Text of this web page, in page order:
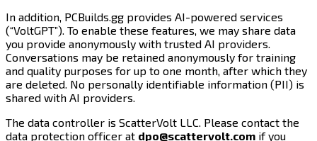
In addition, PCBuilds.gg provides AI-powered services
(“VoltGPT”). To enable these features, we may share data
you provide anonymously with trusted AI providers.
Conversations may be retained anonymously for training
and quality purposes for up to one month, after which they
are deleted. No personally identifiable information (PII) is
shared with AI providers.​​​​‌ ‍ ​‍​‍‌‍ ‌ ​‍‌‍‍‌‌‍‌ ‌‍‍‌‌‍ ‍​‍​‍​ ‍‍​‍​‍‌ ​ ‌‍​‌‌‍ ‍‌‍‍‌‌ ‌​‌ ‍‌​‍ ‍‌‍‍‌‌‍ ​‍​‍​‍ ​​‍​‍‌‍‍​‌ ​‍‌‍‌‌‌‍‌‍​‍​‍​ ‍‍​‍​‍​‍ ‌‍​‌‌‍‌​‌‍ ‌‌‍‍‌‌‍ ‍​‍ ‌‍‍‌‌‍ ‍‌ ‌​‌‍‌‌‌‍ ‍‌ ‌​​‍ ‌‍‌‌‌‍‌​‌‍‍‌‌ ‌​​‍ ‌‍ ‌‌‍ ‌‍‌​‌‍‌‌​ ‌‌ ​​‌ ​‍‌‍‌‌‌ ​ ‌‍‌‌‌‍ ‍‌ ‌​‌‍​‌‌ ‌​‌‍‍‌‌‍ ‌‍ ‍​ ‍ ‌‍‍‌‌‍‌​​ ‌‌‍​ ‌‍​ ‌‍‌‌​ ‍‌​ ​‍​ ​‍​ ​ ‌‍​ ​‍ ‌​ ‌​‌‍​‍​ ​‍​ ‌‌​‍ ‌​ ‌​‌‍​ ‌‍‌‍​ ‌‍​‍ ‌​ ‍‌​ ​ ​ ​‌‌‍‌‌​‍ ‌​ ‍​​ ​‌​ ​‌‌‍‌‌​ ​​​ ‍​‌‍‌‍​ ​ ‌‍‌‌‌‍​‍​ ‍‌​ ​ ​ ‍ ‌ ‌​‌ ‍‌‌ ​​‌‍‌‌​ ‌‌ ​​‌‍​‌‌‍‌ ‌‍‌‌​ ‍ ‌ ​​‌‍​‌‌ ‌​‌‍‍​​ ‌‌‍​ ‌‍ ‌‍ ‍‌ ‌​‌‍‌‌‌‍ ‍‌ ‌​​‍‌‌​ ‌‌‌​​‍‌‌ ‌‍‍ ‌‍‌‌‌ ‍‌​‍‌‌​ ​ ‌​‌​​‍‌‌​ ​ ‌​‌​​‍‌‌​ ​‍​ ​‍​ ‌‌‌‍​‍​ ​ ​ ‍‌‌‍​‌​ ‌‍​ ‌‌‌‍​ ​ ​‍​ ‍‌​ ‌​‌‍​‍​‍‌‌​ ​‍​ ​‍​‍‌‌​ ‌‌‌​‌​​‍ ‍‌‍​ ‌‍‍​‌‍‍‌‌‍ ​‌‍‌​‌ ​‍‌‍‌‌‌‍ ‍​‍‌‌​ ‌‌‌​​‍‌‌ ‌‍‍ ‌‍‌‌‌ ‍‌​‍‌‌​ ​ ‌​‌​​‍‌‌​ ​ ‌​‌​​‍‌‌​ ​‍​ ​‍​ ‌ ​ ​‍​ ​ ​ ‍​‌‍​‌​ ​ ‌‍​‍​ ​‌‌‍​‌​ ​​​ ‌‍‌‍‌​​‍‌‌​ ​‍​ ​‍​‍‌‌​ ‌‌‌​‌​​‍ ‍‌ ‌​‌‍‌‌‌ ‍​‌ ‌​​ ‌‍​‍‌‍​‌‌ ​ ‌‍‌‌‌‌‌‌‌ ​‍‌‍ ​​ ‌​‍‌‌​ ​‍‌​‌‍‌‍​‌‌‍‌​‌‍ ‌‌‍‍‌‌‍ ‍​‍‌‍‌‍‍‌‌‍‌​​ ‌‌‍​ ‌‍​ ‌‍‌‌​ ‍‌​ ​‍​ ​‍​ ​ ‌‍​ ​‍ ‌​ ‌​‌‍​‍​ ​‍​ ‌‌​‍ ‌​ ‌​‌‍​ ‌‍‌‍​ ‌‍​‍ ‌​ ‍‌​ ​ ​ ​‌‌‍‌‌​‍ ‌​ ‍​​ ​‌​ ​‌‌‍‌‌​ ​​​ ‍​‌‍‌‍​ ​ ‌‍‌‌‌‍​‍​ ‍‌​ ​ ​‍‌‍‌ ‌​‌ ‍‌‌ ​​‌‍‌‌​ ‌‌ ​​‌‍​‌‌‍‌ ‌‍‌‌​‍‌‍‌ ​​‌‍​‌‌ ‌​‌‍‍​​ ‌‌‍​ ‌‍ ‌‍ ‍‌ ‌​‌‍‌‌‌‍ ‍‌ ‌​​‍‌‌​ ‌‌‌​​‍‌‌ ‌‍‍ ‌‍‌‌‌ ‍‌​‍‌‌​ ​ ‌​‌​​‍‌‌​ ​ ‌​‌​​‍‌‌​ ​‍​ ​‍​ ‌‌‌‍​‍​ ​ ​ ‍‌‌‍​‌​ ‌‍​ ‌‌‌‍​ ​ ​‍​ ‍‌​ ‌​‌‍​‍​‍‌‌​ ​‍​ ​‍​‍‌‌​ ‌‌‌​‌​​‍ ‍‌‍​ ‌‍‍​‌‍‍‌‌‍ ​‌‍‌​‌ ​‍‌‍‌‌‌‍ ‍​‍‌‌​ ‌‌‌​​‍‌‌ ‌‍‍ ‌‍‌‌‌ ‍‌​‍‌‌​ ​ ‌​‌​​‍‌‌​ ​ ‌​‌​​‍‌‌​ ​‍​ ​‍​ ‌ ​ ​‍​ ​ ​ ‍​‌‍​‌​ ​ ‌‍​‍​ ​‌‌‍​‌​ ​​​ ‌‍‌‍‌​​‍‌‌​ ​‍​ ​‍​‍‌‌​ ‌‌‌​‌​​‍ ‍‌ ‌​‌‍‌‌‌ ‍​‌ ‌​​‍‌‍‌ ​​‌‍‌‌‌ ​‍‌ ​ ‌ ​​‌‍‌‌‌‍​ ‌ ‌​‌‍‍‌‌ ‌‍‌‍‌‌​ ‌‌ ​​‌ ‌‌‌‍​‍‌‍ ​‌‍‍‌‌ ​ ‌‍‍​‌‍‌‌‌‍‌​​‍​‍‌ ‌
The data controller is ScatterVolt LLC. Please contact the
data protection officer at ​​​​‌ ‍ ​‍​‍‌‍ ‌ ​‍‌‍‍‌‌‍‌ ‌‍‍‌‌‍ ‍​‍​‍​ ‍‍​‍​‍‌ ​ ‌‍​‌‌‍ ‍‌‍‍‌‌ ‌​‌ ‍‌​‍ ‍‌‍‍‌‌‍ ​‍​‍​‍ ​​‍​‍‌‍‍​‌ ​‍‌‍‌‌‌‍‌‍​‍​‍​ ‍‍​‍​‍​‍ ‌‍​‌‌‍‌​‌‍ ‌‌‍‍‌‌‍ ‍​‍ ‌‍‍‌‌‍ ‍‌ ‌​‌‍‌‌‌‍ ‍‌ ‌​​‍ ‌‍‌‌‌‍‌​‌‍‍‌‌ ‌​​‍ ‌‍ ‌‌‍ ‌‍‌​‌‍‌‌​ ‌‌ ​​‌ ​‍‌‍‌‌‌ ​ ‌‍‌‌‌‍ ‍‌ ‌​‌‍​‌‌ ‌​‌‍‍‌‌‍ ‌‍ ‍​ ‍ ‌‍‍‌‌‍‌​​ ‌‌‍​ ‌‍​ ‌‍‌‌​ ‍‌​ ​‍​ ​‍​ ​ ‌‍​ ​‍ ‌​ ‌​‌‍​‍​ ​‍​ ‌‌​‍ ‌​ ‌​‌‍​ ‌‍‌‍​ ‌‍​‍ ‌​ ‍‌​ ​ ​ ​‌‌‍‌‌​‍ ‌​ ‍​​ ​‌​ ​‌‌‍‌‌​ ​​​ ‍​‌‍‌‍​ ​ ‌‍‌‌‌‍​‍​ ‍‌​ ​ ​ ‍ ‌ ‌​‌ ‍‌‌ ​​‌‍‌‌​ ‌‌ ​​‌‍​‌‌‍‌ ‌‍‌‌​ ‍ ‌ ​​‌‍​‌‌ ‌​‌‍‍​​ ‌‌‍​ ‌‍ ‌‍ ‍‌ ‌​‌‍‌‌‌‍ ‍‌ ‌​​‍‌‌​ ‌‌‌​​‍‌‌ ‌‍‍ ‌‍‌‌‌ ‍‌​‍‌‌​ ​ ‌​‌​​‍‌‌​ ​ ‌​‌​​‍‌‌​ ​‍​ ​‍​ ​ ‌‍‌​‌‍‌‍‌‍‌‌​ ‍‌​ ‌​​ ​ ​ ​ ​ ​​‌‍​ ‌‍‌‌​ ‌‍​‍‌‌​ ​‍​ ​‍​‍‌‌​ ‌‌‌​‌​​‍ ‍‌‍​ ‌‍‍​‌‍‍‌‌‍ ​‌‍‌​‌ ​‍‌‍‌‌‌‍ ‍​‍‌‌​ ‌‌‌​​‍‌‌ ‌‍‍ ‌‍‌‌‌ ‍‌​‍‌‌​ ​ ‌​‌​​‍‌‌​ ​ ‌​‌​​‍‌‌​ ​‍​ ​‍‌‍​‍​ ‌‍​ ‌‌‌‍​‍‌‍‌​​ ​​​ ‌​​ ‌​‌‍‌‌‌‍​‌​ ​​‌‍‌‍​‍‌‌​ ​‍​ ​‍​‍‌‌​ ‌‌‌​‌​​‍ ‍‌ ‌​‌‍‌‌‌ ‍​‌ ‌​​ ‌‍​‍‌‍​‌‌ ​ ‌‍‌‌‌‌‌‌‌ ​‍‌‍ ​​ ‌​‍‌‌​ ​‍‌​‌‍‌‍​‌‌‍‌​‌‍ ‌‌‍‍‌‌‍ ‍​‍‌‍‌‍‍‌‌‍‌​​ ‌‌‍​ ‌‍​ ‌‍‌‌​ ‍‌​ ​‍​ ​‍​ ​ ‌‍​ ​‍ ‌​ ‌​‌‍​‍​ ​‍​ ‌‌​‍ ‌​ ‌​‌‍​ ‌‍‌‍​ ‌‍​‍ ‌​ ‍‌​ ​ ​ ​‌‌‍‌‌​‍ ‌​ ‍​​ ​‌​ ​‌‌‍‌‌​ ​​​ ‍​‌‍‌‍​ ​ ‌‍‌‌‌‍​‍​ ‍‌​ ​ ​‍‌‍‌ ‌​‌ ‍‌‌ ​​‌‍‌‌​ ‌‌ ​​‌‍​‌‌‍‌ ‌‍‌‌​‍‌‍‌ ​​‌‍​‌‌ ‌​‌‍‍​​ ‌‌‍​ ‌‍ ‌‍ ‍‌ ‌​‌‍‌‌‌‍ ‍‌ ‌​​‍‌‌​ ‌‌‌​​‍‌‌ ‌‍‍ ‌‍‌‌‌ ‍‌​‍‌‌​ ​ ‌​‌​​‍‌‌​ ​ ‌​‌​​‍‌‌​ ​‍​ ​‍​ ​ ‌‍‌​‌‍‌‍‌‍‌‌​ ‍‌​ ‌​​ ​ ​ ​ ​ ​​‌‍​ ‌‍‌‌​ ‌‍​‍‌‌​ ​‍​ ​‍​‍‌‌​ ‌‌‌​‌​​‍ ‍‌‍​ ‌‍‍​‌‍‍‌‌‍ ​‌‍‌​‌ ​‍‌‍‌‌‌‍ ‍​‍‌‌​ ‌‌‌​​‍‌‌ ‌‍‍ ‌‍‌‌‌ ‍‌​‍‌‌​ ​ ‌​‌​​‍‌‌​ ​ ‌​‌​​‍‌‌​ ​‍​ ​‍‌‍​‍​ ‌‍​ ‌‌‌‍​‍‌‍‌​​ ​​​ ‌​​ ‌​‌‍‌‌‌‍​‌​ ​​‌‍‌‍​‍‌‌​ ​‍​ ​‍​‍‌‌​ ‌‌‌​‌​​‍ ‍‌ ‌​‌‍‌‌‌ ‍​‌ ‌​​‍‌‍‌ ​​‌‍‌‌‌ ​‍‌ ​ ‌ ​​‌‍‌‌‌‍​ ‌ ‌​‌‍‍‌‌ ‌‍‌‍‌‌​ ‌‌ ​​‌ ‌‌‌‍​‍‌‍ ​‌‍‍‌‌ ​ ‌‍‍​‌‍‌‌‌‍‌​​‍​‍‌ ‌ dpo@scattervolt.com if you